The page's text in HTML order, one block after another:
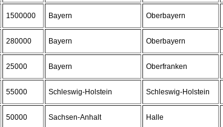
1500000 Bayern Oberbayern
280000 Bayern Oberbayern
25000 Bayern Oberfranken
55000 Schleswig-Holstein Schleswig-Holstein
50000 Sachsen-Anhalt Halle